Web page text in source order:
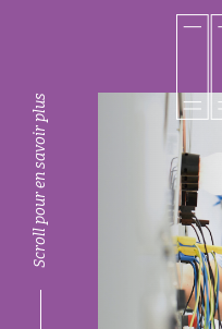
Scroll pour en savoir plus